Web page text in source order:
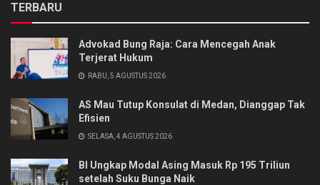
TERBARU
Advokad Bung Raja: Cara Mencegah Anak
Terjerat Hukum
RABU, 5 AGUSTUS 2026
AS Mau Tutup Konsulat di Medan, Dianggap Tak
Efisien
SELASA, 4 AGUSTUS 2026
BI Ungkap Modal Asing Masuk Rp 195 Triliun
setelah Suku Bunga Naik